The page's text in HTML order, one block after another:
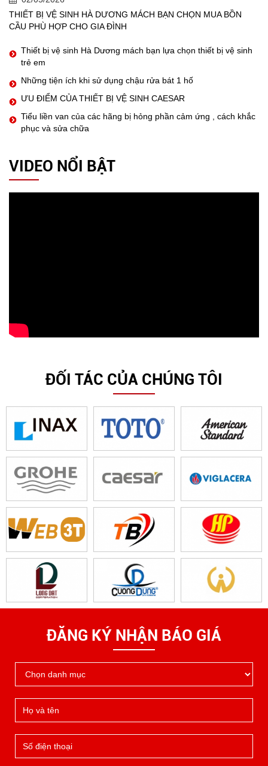
THIẾT BỊ VỆ SINH HÀ DƯƠNG MÁCH BẠN CHỌN MUA BỒN
CẦU PHÙ HỢP CHO GIA ĐÌNH
Thiết bị vệ sinh Hà Dương mách bạn lựa chọn thiết bị vệ sinh
trẻ em
Những tiện ích khi sử dụng chậu rửa bát 1 hố
ƯU ĐIỂM CỦA THIẾT BỊ VỆ SINH CAESAR
Tiểu liền van của các hãng bị hỏng phần cảm ứng , cách khắc
phục và sửa chữa
VIDEO NỔI BẬT
ĐỐI TÁC CỦA CHÚNG TÔI
ĐĂNG KÝ NHẬN BÁO GIÁ